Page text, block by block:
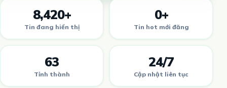
8,420+
Tin đang hiển thị
0+
Tin hot mới đăng
63
Tỉnh thành
24/7
Cập nhật liên tục